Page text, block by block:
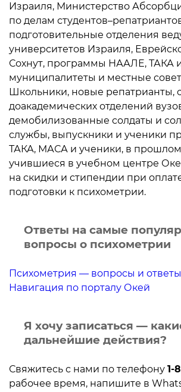
Израиля, Министерство
по делам
подготовительные отделения
университетов Израиля,
Сохнут, программы НААЛЕ, ТАКА
муниципалитеты и местные
Школьники, новые репатрианты,
доакадемических отделений
демобилизованные солдаты и
службы, выпускники и ученики
ТАКА, МАСА и ученики, в
учившиеся в учебном центре
на скидки и стипендии при
подготовки к психометрии.
Ответы на самые
вопросы о психометрии
Психометрия — вопросы и ответы
Навигация по порталу Окей
Я хочу записаться —
дальнейшие действия?
Свяжитесь с нами по телефону 1-
рабочее время, напишите в